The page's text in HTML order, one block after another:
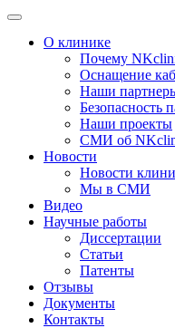
О клинике
Почему
Оснащение
Наши
Безопасность
Наши проекты
СМИ об
Новости
Новости
Мы в СМИ
Видео
Научные работы
Диссертации
Статьи
Патенты
Отзывы
Документы
Контакты